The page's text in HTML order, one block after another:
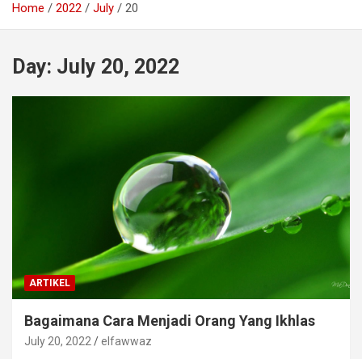
Home 2022 July 20
Day: July 20, 2022
ARTIKEL
Bagaimana Cara Menjadi Orang Yang Ikhlas
July 20, 2022 elfawwaz